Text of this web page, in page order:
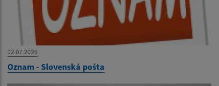
02.07.2026
Oznam - Slovenská pošta